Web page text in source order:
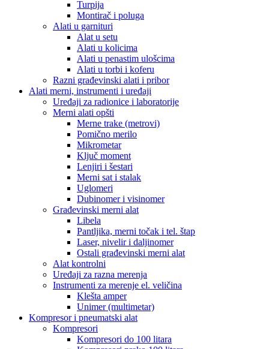
Turpija
Montirač i poluga
Alati u garnituri
Alat u setu
Alati u kolicima
Alati u penastim ulošcima
Alati u torbi i koferu
Razni građevinski alati i pribor
Alati merni, instrumenti i uređaji
Uređaji za radionice i laboratorije
Merni alati opšti
Merne trake (metrovi)
Pomično merilo
Mikrometar
Ključ moment
Lenjiri i šestari
Merni sat i stalak
Uglomeri
Dubinomer i visinomer
Građevinski merni alat
Libela
Pantljika, merni točak i tel. štap
Laser, nivelir i daljinomer
Ostali građevinski merni alat
Alat kontrolni
Uređaji za razna merenja
Instrumenti za merenje el. veličina
Klešta amper
Unimer (multimetar)
Kompresor i pneumatski alat
Kompresori
Kompresori do 100 litara